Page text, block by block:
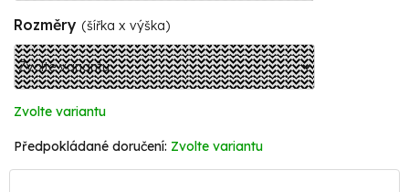
Rozměry (šířka x výška)
Zvolte variantu
Zvolte variantu